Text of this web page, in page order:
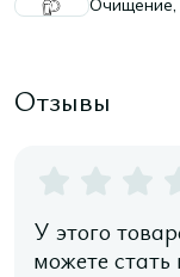
Отзывы
У этого
можете